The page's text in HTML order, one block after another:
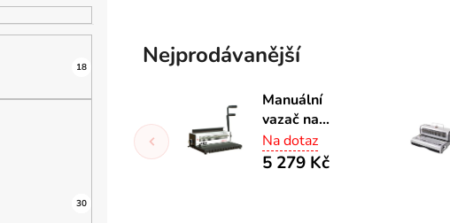
18
10
1
0
30
Nejprodávanější
Manuální
vazač na
drátěnou
vazbu
Na dotaz
5 279 Kč